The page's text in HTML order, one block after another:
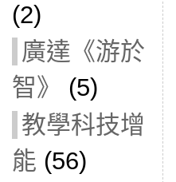
(2)
廣達《游於
智》
(5)
教學科技增
能 (56)